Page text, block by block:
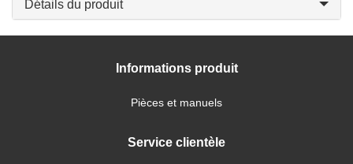
Détails du produit
Informations produit
Pièces et manuels
Service clientèle